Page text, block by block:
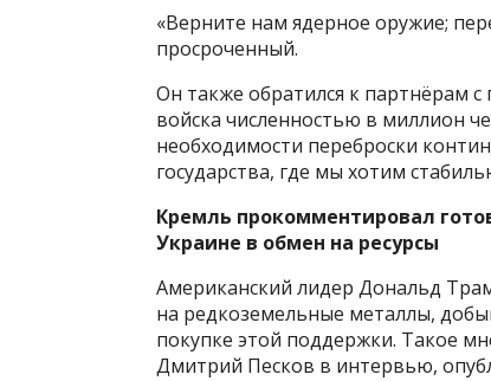
«Верните нам ядерное оружие;
просроченный.
Он также обратился к партнёрам
войска численностью в миллион
необходимости переброски
государства, где мы хотим
Кремль прокомментировал
Украине в обмен на ресурсы
Американский лидер Дональд
на редкоземельные металлы,
покупке этой поддержки. Такое
Дмитрий Песков в интервью,